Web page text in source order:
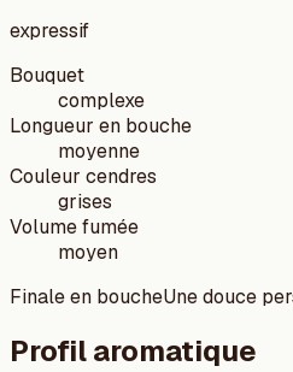
expressif
Bouquet
complexe
Longueur en bouche
moyenne
Couleur cendres
grises
Volume fumée
moyen
Finale en boucheUne douce
Profil aromatique